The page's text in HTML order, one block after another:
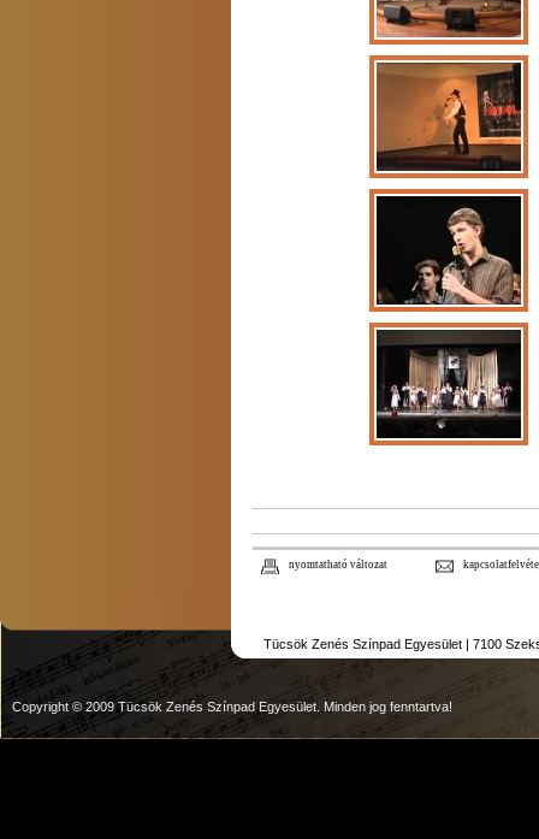
nyomtatható változat
Tücsök Zenés Színpad Egyesület | 7100
Copyright © 2009 Tücsök Zenés Színpad Egyesület. Minden jog fenntartva!